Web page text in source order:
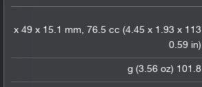
113 x 49 x 15.1 mm, 76.5 cc (4.45 x 1.93 x
0.59 in)
101.8 g (3.56 oz)